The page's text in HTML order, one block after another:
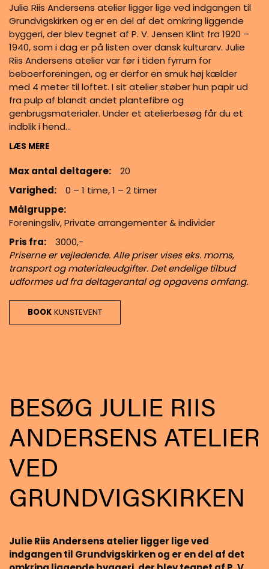
Julie Riis Andersens atelier ligger lige ved indgangen til
Grundvigskirken og er en del af det omkring liggende
byggeri, der blev tegnet af P. V. Jensen Klint fra 1920 –
1940, som i dag er på listen over dansk kulturarv. Julie
Riis Andersens atelier var før i tiden fyrrum for
beboerforeningen, og er derfor en smuk høj kælder
med 4 meter til loftet. I sit atelier støber hun papir ud
fra pulp af blandt andet plantefibre og
genbrugsmaterialer. Under et atelierbesøg får du et
indblik i hend…
LÆS MERE
Max antal deltagere:
20
Varighed:
0 – 1 time, 1 – 2 timer
Målgruppe:
Foreningsliv, Private arrangementer & individer
Pris fra:
3000,-
Priserne er vejledende. Alle priser vises eks. moms,
transport og materialeudgifter. Det endelige tilbud
udformes ud fra deltagerantal og opgavens omfang.
BOOK KUNSTEVENT
BESØG JULIE RIIS
ANDERSENS ATELIER
VED
GRUNDVIGSKIRKEN
Julie Riis Andersens atelier ligger lige ved
indgangen til Grundvigskirken og er en del af det